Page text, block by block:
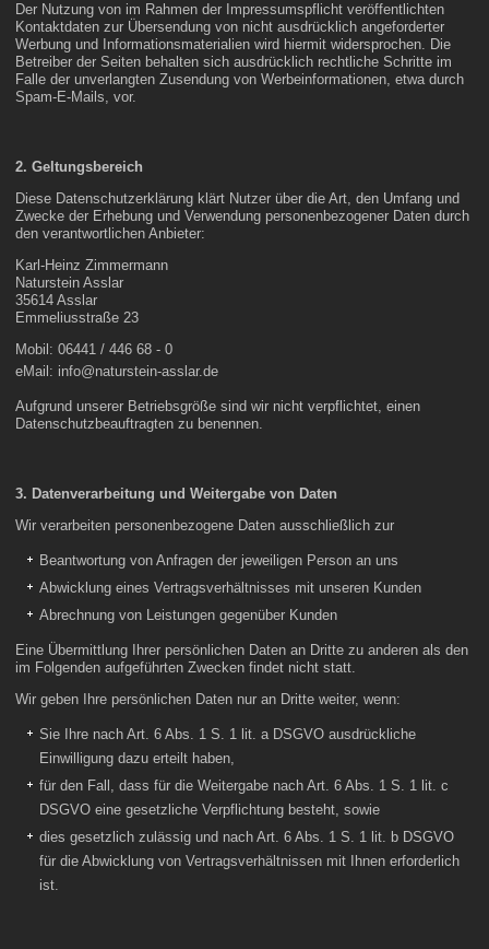
Der Nutzung von im Rahmen der Impressumspflicht veröffentlichten
Kontaktdaten zur Übersendung von nicht ausdrücklich angeforderter
Werbung und Informationsmaterialien wird hiermit widersprochen. Die
Betreiber der Seiten behalten sich ausdrücklich rechtliche Schritte im
Falle der unverlangten Zusendung von Werbeinformationen, etwa durch
Spam-E-Mails, vor.
2. Geltungsbereich
Diese Datenschutzerklärung klärt Nutzer über die Art, den Umfang und
Zwecke der Erhebung und Verwendung personenbezogener Daten durch
den verantwortlichen Anbieter:
Karl-Heinz Zimmermann
Naturstein Asslar
35614 Asslar
Emmeliusstraße 23
Mobil: 06441 / 446 68 - 0
eMail: info@naturstein-asslar.de
Aufgrund unserer Betriebsgröße sind wir nicht verpflichtet, einen
Datenschutzbeauftragten zu benennen.
3. Datenverarbeitung und Weitergabe von Daten
Wir verarbeiten personenbezogene Daten ausschließlich zur
Beantwortung von Anfragen der jeweiligen Person an uns
Abwicklung eines Vertragsverhältnisses mit unseren Kunden
Abrechnung von Leistungen gegenüber Kunden
Eine Übermittlung Ihrer persönlichen Daten an Dritte zu anderen als den
im Folgenden aufgeführten Zwecken findet nicht statt.
Wir geben Ihre persönlichen Daten nur an Dritte weiter, wenn:
Sie Ihre nach Art. 6 Abs. 1 S. 1 lit. a DSGVO ausdrückliche
Einwilligung dazu erteilt haben,
für den Fall, dass für die Weitergabe nach Art. 6 Abs. 1 S. 1 lit. c
DSGVO eine gesetzliche Verpflichtung besteht, sowie
dies gesetzlich zulässig und nach Art. 6 Abs. 1 S. 1 lit. b DSGVO
für die Abwicklung von Vertragsverhältnissen mit Ihnen erforderlich
ist.